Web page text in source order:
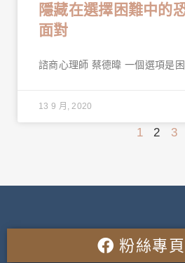
隱藏在選擇困難中的
面對
諮商心理師 蔡德暐 一個選項是
13 9 月, 2020
1 2 3
粉絲專頁